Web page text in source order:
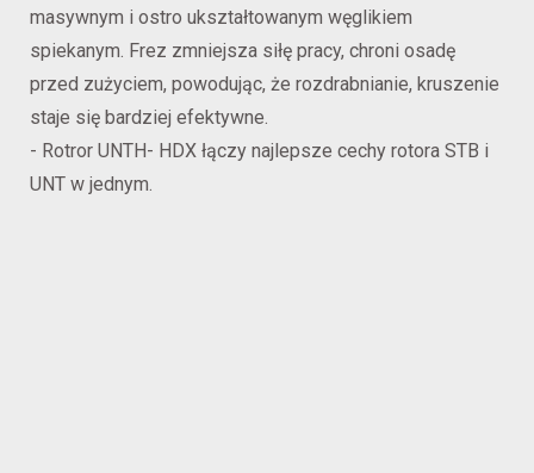
masywnym i ostro ukształtowanym węglikiem
spiekanym. Frez zmniejsza siłę pracy, chroni osadę
przed zużyciem, powodując, że rozdrabnianie, kruszenie
staje się bardziej efektywne.
- Rotror UNTH- HDX łączy najlepsze cechy rotora STB i
UNT w jednym.